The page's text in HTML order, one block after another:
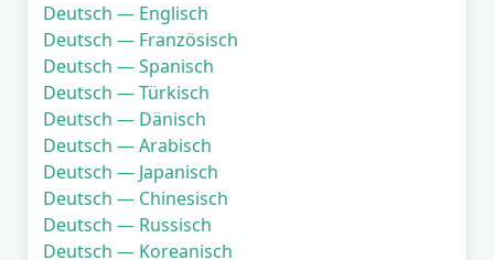
Deutsch — Englisch
Deutsch — Französisch
Deutsch — Spanisch
Deutsch — Türkisch
Deutsch — Dänisch
Deutsch — Arabisch
Deutsch — Japanisch
Deutsch — Chinesisch
Deutsch — Russisch
Deutsch — Koreanisch